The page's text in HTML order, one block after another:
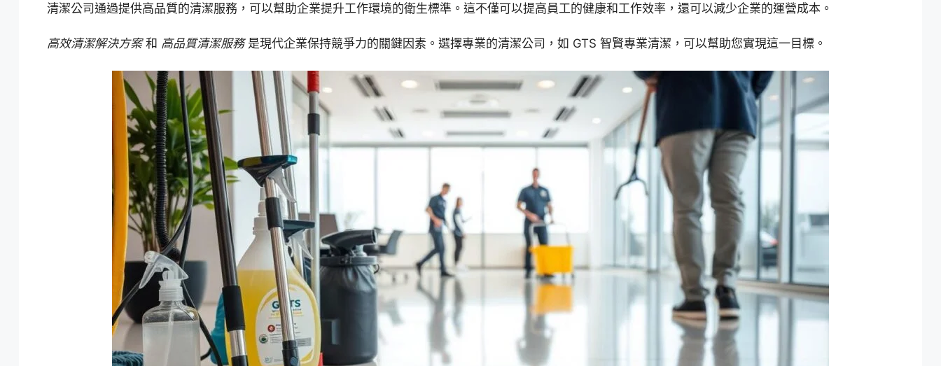
清潔公司通過提供高品質的清潔服務，可以幫助企業提升工作環境的衛生標準。這不僅可以提高員工的健康和工作效率，還可以減少企業的運營成本。
高效清潔解決方案和 高品質清潔服務是現代企業保持競爭力的關鍵因素。選擇專業的清潔公司，如 GTS 智賢專業清潔，可以幫助您實現這一目標。